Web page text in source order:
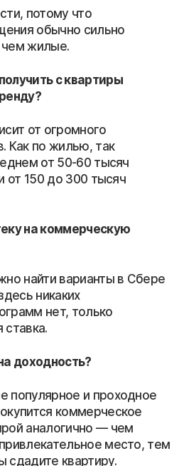
потому что
обычно сильно
жилые.
с квартиры
от огромного
Как по жилью, так
от 50-60 тысяч
от 150 до 300 тысяч
на коммерческую
найти варианты в Сбере
никаких
нет, только
ставка.
доходность?
популярное и проходное
коммерческое
аналогично — чем
место, тем
квартиру.